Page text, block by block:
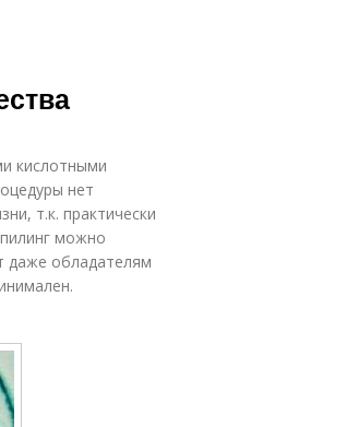
кислотными
нет
т.к. практически
можно
даже обладателям